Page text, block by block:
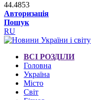
44.4853
Авторизація
Пошук
RU
ВСІ РОЗДІЛИ
Головна
Україна
Місто
Світ